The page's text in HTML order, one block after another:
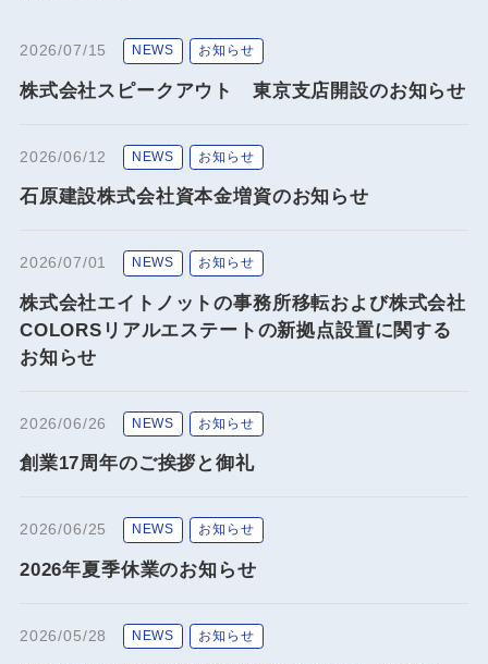
2026/07/15 NEWS お知らせ
株式会社スピークアウト 東京支店開設のお知らせ
2026/06/12 NEWS お知らせ
石原建設株式会社資本金増資のお知らせ
2026/07/01 NEWS お知らせ
株式会社エイトノットの事務所移転および株式会社
COLORSリアルエステートの新拠点設置に関する
お知らせ
2026/06/26 NEWS お知らせ
創業17周年のご挨拶と御礼
2026/06/25 NEWS お知らせ
2026年夏季休業のお知らせ
2026/05/28 NEWS お知らせ